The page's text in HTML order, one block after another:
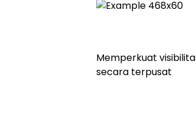
Memperkuat
secara terpusat